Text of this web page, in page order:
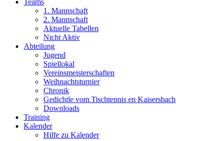
Teams
1. Mannschaft
2. Mannschaft
Aktuelle Tabellen
Nicht Aktiv
Abteilung
Jugend
Spiellokal
Vereinsmeisterschaften
Weihnachtsturnier
Chronik
Gedichtle vom Tischtennis en Kaisersbach
Downloads
Training
Kalender
Hilfe zu Kalender